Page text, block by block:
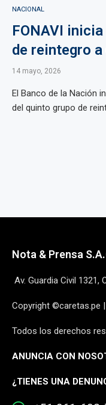
NACIONAL
FONAVI
de reintegro
14 mayo, 2026
El Banco de la Nación
del quinto grupo de
Nota & Prensa
Av. Guardia Civil 1321,
Copyright ©caretas.pe
Todos los derechos
ANUNCIA CON
¿TIENES UNA